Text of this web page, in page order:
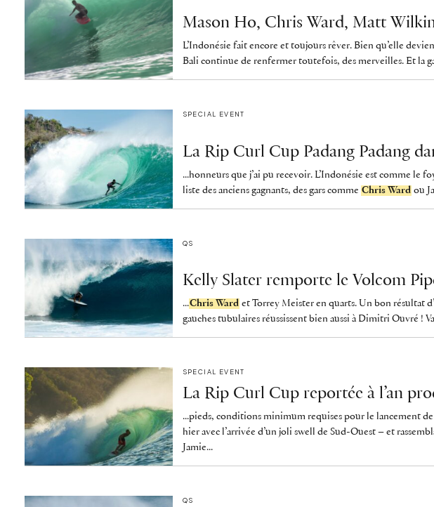
Mason Ho, Chris Ward, Matt
L’Indonésie fait encore et toujours rêver. Bien qu’elle
Bali continue de renfermer toutefois, des merveilles. Et la
SPECIAL EVENT
La Rip Curl Cup Padang Padang
...honneurs que j’ai pu recevoir. L’Indonésie est comme le
liste des anciens gagnants, des gars comme Chris Ward ou
QS
Kelly Slater remporte le Volcom
...Chris Ward et Torrey Meister en quarts. Un bon résultat
gauches tubulaires réussissent bien aussi à Dimitri Ouvré !
SPECIAL EVENT
La Rip Curl Cup reportée à l’an
...pieds, conditions minimum requises pour le lancement de
hier avec l’arrivée d’un joli swell de Sud-Ouest – et
Jamie...
QS